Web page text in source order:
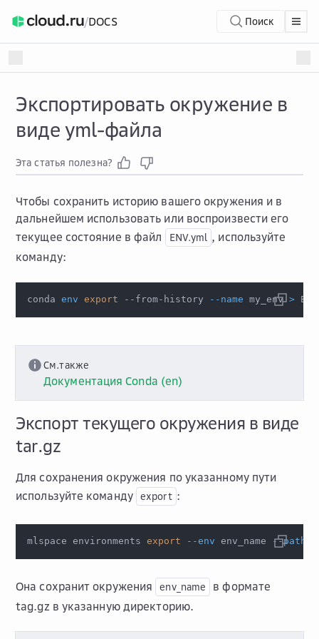
/DOCS Поиск
Экспортировать окружение в
виде yml-файла
Эта статья полезна?
Чтобы сохранить историю вашего окружения и в
дальнейшем использовать или воспроизвести его
текущее состояние в файл
ENV.yml , используйте
команду:
conda env export --from-history --name my_env >
См.также
Документация Conda (en)
Экспорт текущего окружения в виде
tar.gz
Для сохранения окружения по указанному пути
используйте команду export :
mlspace environments export --env env_name --path
Она сохранит окружения env_name
в формате
tag.gz в указанную директорию.